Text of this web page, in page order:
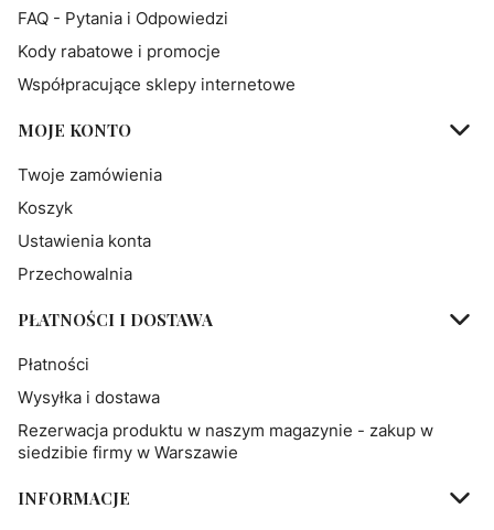
FAQ - Pytania i Odpowiedzi
Kody rabatowe i promocje
Współpracujące sklepy internetowe
MOJE KONTO
Twoje zamówienia
Koszyk
Ustawienia konta
Przechowalnia
PŁATNOŚCI I DOSTAWA
Płatności
Wysyłka i dostawa
Rezerwacja produktu w naszym magazynie - zakup w
siedzibie firmy w Warszawie
INFORMACJE